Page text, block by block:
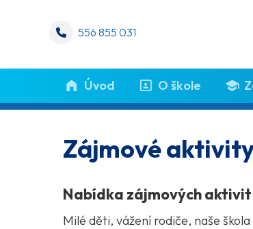
556 855 031
Úvod O škole
Zájmové
Nabídka zájmových
Milé děti, vážení rodiče, naše